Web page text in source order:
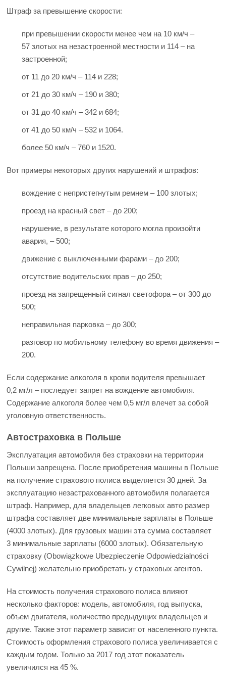
Штраф за превышение скорости:
при превышении скорости менее чем на 10 км/ч –
57 злотых на незастроенной местности и 114 – на
застроенной;
от 11 до 20 км/ч – 114 и 228;
от 21 до 30 км/ч – 190 и 380;
от 31 до 40 км/ч – 342 и 684;
от 41 до 50 км/ч – 532 и 1064.
более 50 км/ч – 760 и 1520.
Вот примеры некоторых других нарушений и штрафов:
вождение с непристегнутым ремнем – 100 злотых;
проезд на красный свет – до 200;
нарушение, в результате которого могла произойти
авария, – 500;
движение с выключенными фарами – до 200;
отсутствие водительских прав – до 250;
проезд на запрещенный сигнал светофора – от 300 до
500;
неправильная парковка – до 300;
разговор по мобильному телефону во время движения –
200.
Если содержание алкоголя в крови водителя превышает
0,2 мг/л – последует запрет на вождение автомобиля.
Содержание алкоголя более чем 0,5 мг/л влечет за собой
уголовную ответственность.
Автостраховка в Польше
Эксплуатация автомобиля без страховки на территории
Польши запрещена. После приобретения машины в Польше
на получение страхового полиса выделяется 30 дней. За
эксплуатацию незастрахованного автомобиля полагается
штраф. Например, для владельцев легковых авто размер
штрафа составляет две минимальные зарплаты в Польше
(4000 злотых). Для грузовых машин эта сумма составляет
3 минимальные зарплаты (6000 злотых). Обязательную
страховку (Obowiązkowe Ubezpieczenie Odpowiedzialności
Cywilnej) желательно приобретать у страховых агентов.
На стоимость получения страхового полиса влияют
несколько факторов: модель, автомобиля, год выпуска,
объем двигателя, количество предыдущих владельцев и
другие. Также этот параметр зависит от населенного пункта.
Стоимость оформления страхового полиса увеличивается с
каждым годом. Только за 2017 год этот показатель
увеличился на 45 %.